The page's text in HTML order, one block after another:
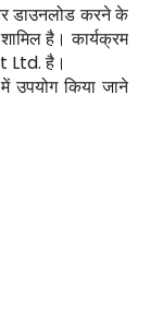
डाउनलोड करने के
है। कार्यक्रम
Ltd.है।
उपयोग किया जाने